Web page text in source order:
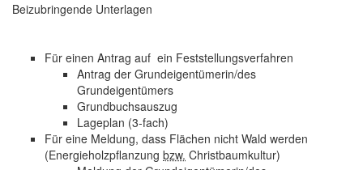
Beizubringende Unterlagen
Für einen Antrag auf ein Feststellungsverfahren
Antrag der Grundeigentümerin/des
Grundeigentümers
Grundbuchsauszug
Lageplan (3-fach)
Für eine Meldung, dass Flächen nicht Wald werden
(Energieholzpflanzung bzw. Christbaumkultur)